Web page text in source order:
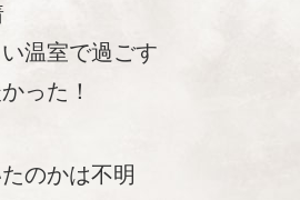
温室で過ごす
った！
のかは不明